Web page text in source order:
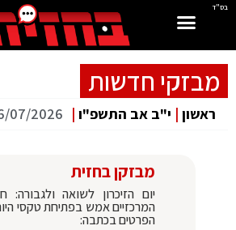
בס"ד
מבזקי חדשות
ראשון | י"ב אב התשפ"ו |
07/2026
מבזקן בחזית
יום הזיכרון לשואה ולגבורה:
המרכזיים אמש בפתיחת טקסי
הפרטים בכתבה: